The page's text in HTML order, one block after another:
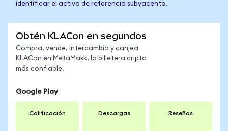
identificar el activo de referencia subyacente.
Obtén KLACon en segundos
Compra, vende, intercambia y canjea
KLACon en MetaMask, la billetera cripto
más confiable.
Google Play
Calificación Descargas Reseñas